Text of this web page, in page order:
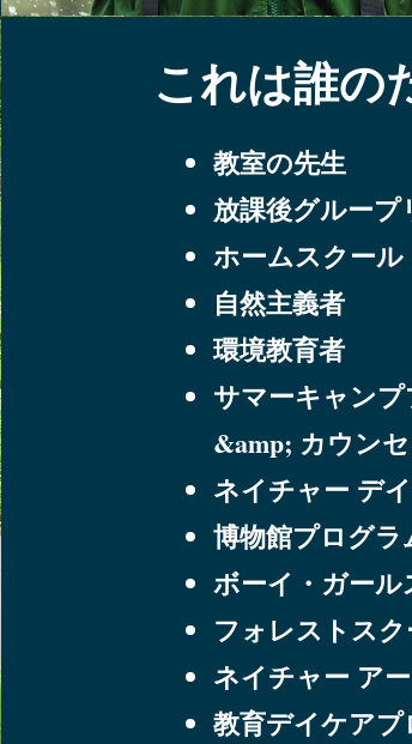
これは誰の
教室の先生
放課後グループ
ホームスクー
自然主義者
環境教育者
サマーキャン
&amp; カウン
ネイチャー デ
博物館プログ
ボーイ・ガー
フォレストス
ネイチャー ア
教育デイケア